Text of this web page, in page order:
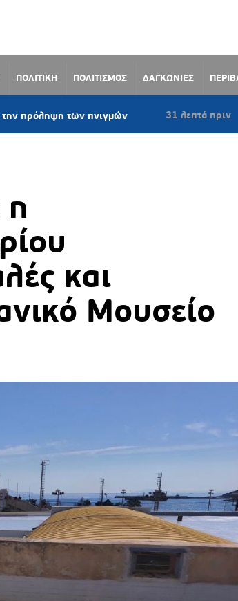
ΠΟΛΙΤΙΚΗ ΠΟΛΙΤΙΣΜΟΣ ΔΑΓΚΩΝΙΕΣ
των πνιγμών 31 λεπτά πριν Κατερίνα
και
Μουσείο